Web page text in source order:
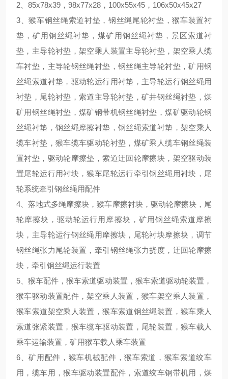
2、 85x78x39，98x77x28，100x55x45，106x50x45x27
3、猴车钢丝绳索道衬垫，钢丝绳尾轮衬垫，猴车装置衬
垫，矿用钢丝绳衬垫 ，煤矿用钢丝绳衬垫，景区索道衬
垫，主导轮衬垫，架空乘人装置主导轮衬垫， 架空乘人缆
车衬垫 ， 主导轮钢丝绳衬垫，钢丝绳主导轮衬垫，矿用钢
丝绳索道衬垫，驱动轮运行用衬垫，主导轮运行钢丝绳用
衬垫 ， 尾轮衬垫 ， 索道主导轮衬垫 ， 矿井钢丝绳衬垫 ， 煤
矿用钢丝绳衬垫 ， 煤矿钢带机钢丝绳衬垫 ，煤矿驱动轮钢
丝绳衬垫 ， 钢丝绳摩擦衬垫 ， 钢丝绳索道衬垫 ， 架空乘人
缆车衬垫 ，猴车缆车驱动轮衬垫，煤矿乘人缆车钢丝绳装
置衬垫，驱动轮摩擦垫，索道迂回轮摩擦块，架空驱动装
置尾轮运行用衬块，猴车尾轮运行牵引钢丝绳用衬块，尾
轮系统牵引钢丝绳用配件
4、落地式多绳摩擦块，猴车摩擦衬块，驱动轮摩擦块，尾
轮摩擦块，驱动轮运行用摩擦块，矿用钢丝绳索道摩擦
块，主导轮运行钢丝绳用摩擦块 ，尾轮衬块摩擦块， 调节
钢丝绳张力 尾轮装置， 牵引钢丝绳张力挠度 ， 迂回轮摩擦
块，牵引钢丝绳运行装置
5、猴车配件 ，猴车索道驱动装置 ， 猴车索道驱动轮装置，
猴车驱动装置配件 ，架空乘人装置，猴车架空乘人装置，
猴车索道架空乘人装置，猴车索道钢丝绳装置，猴车乘人
索道张紧装置，猴车缆车驱动装置，尾轮装置，猴车载人
乘车运输装置 ， 矿用猴车载人乘车装置
6、矿用配件，猴车机械配件，猴车索道，猴车索道绞车
用，缆车用，猴车驱动装置配件，索道绞车钢带机用 ， 煤